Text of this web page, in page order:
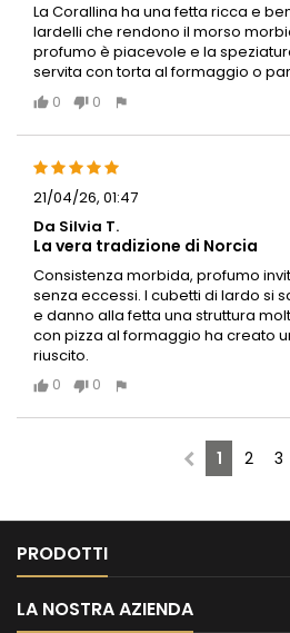
La Corallina ha una fetta ricca e
lardelli che rendono il morso
profumo è piacevole e la
servita con torta al formaggio o
0
0
21/04/26, 01:47
Da Silvia T.
La vera tradizione di Norcia
Consistenza morbida, profumo
senza eccessi. I cubetti di lardo si
e danno alla fetta una struttura
con pizza al formaggio ha creato
riuscito.
0
0
chevron_left 1 2 3
PRODOTTI
LA NOSTRA AZIENDA